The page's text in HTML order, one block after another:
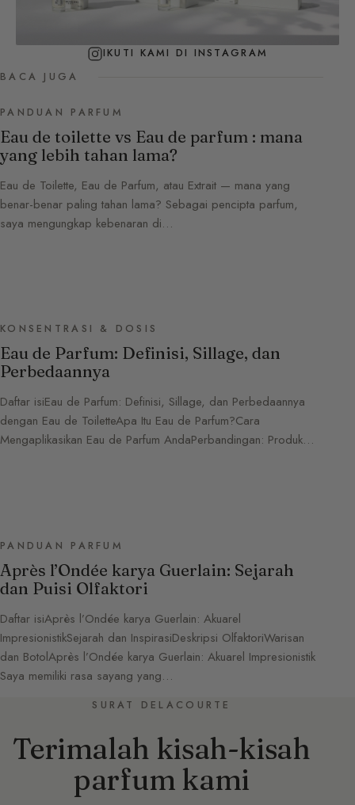
IKUTI KAMI DI INSTAGRAM
BACA JUGA
PANDUAN PARFUM
Eau de toilette vs Eau de parfum : mana
yang lebih tahan lama?
Eau de Toilette, Eau de Parfum, atau Extrait — mana yang
benar-benar paling tahan lama? Sebagai pencipta parfum,
saya mengungkap kebenaran di…
KONSENTRASI & DOSIS
Eau de Parfum: Definisi, Sillage, dan
Perbedaannya
Daftar isiEau de Parfum: Definisi, Sillage, dan Perbedaannya
dengan Eau de ToiletteApa Itu Eau de Parfum?Cara
Mengaplikasikan Eau de Parfum AndaPerbandingan: Produk…
PANDUAN PARFUM
Après l’Ondée karya Guerlain: Sejarah
dan Puisi Olfaktori
Daftar isiAprès l’Ondée karya Guerlain: Akuarel
ImpresionistikSejarah dan InspirasiDeskripsi OlfaktoriWarisan
dan BotolAprès l’Ondée karya Guerlain: Akuarel Impresionistik
Saya memiliki rasa sayang yang…
SURAT DELACOURTE
Terimalah kisah-kisah
parfum kami